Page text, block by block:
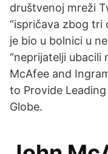
društvenoj mreži
“ispričava zbog tri
je bio u bolnici u
“neprijatelji ubacili
McAfee and
to Provide
Globe.